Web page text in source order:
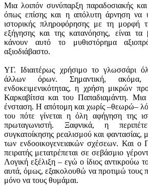
Μια λοιπόν συνύπαρξη παραδοσιακής
όπως επίσης και η απόλυτη άρνηση να
ιστορικής πληροφόρησης με τη μορφή
εξήγησης και της κατανόησης, είναι τα
κάνουν αυτό το μυθιστόρημα
αξιοδιάβαστο.
ΥΓ. Ιδιαιτέρως χρήσιμο το γλωσσάρι
άλλων όρων. Σημαντική,
ενδοκειμενικότητας, η χρήση μικρών
Καρκαβίτσα και του Παπαδιαμάντη.
ένσταση. Η απότομη και χωρίς –θεωρώ–
του πότε γίνεται η όλη αφήγηση της
πρωταγωνιστή. Ξαφνικά, η
συγκατοίκησης ρεαλισμού και φαντασίας,
των ενδοοικογενειακών σχέσεων. Και ο
πειρατής μετατρέπεται σε σεβάσμιο
Λογική εξέλιξη – εγώ ο ίδιος αντικρούω
αυτά, όμως, εξακολουθώ να προτιμώ τους
μόνο να τους θυμάμαι.